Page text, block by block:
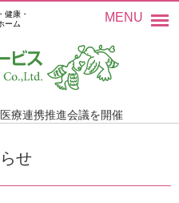
健康・
ーム
MENU
療連携推進会議を開催
せ